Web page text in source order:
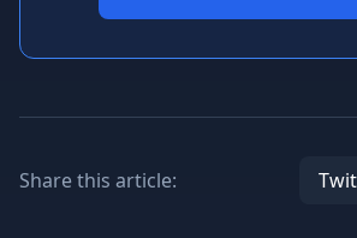
Share this article: